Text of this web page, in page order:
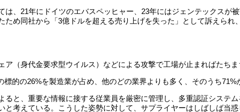
は、21年にドイツのエバスペッヒャー、23年にはジェンテックス
ため同社から「3億ドルを超える売り上げを失った」として訴えら
ア（身代金要求型ウイルス）などによる攻撃で工場が止まればたち
的の26%を製造業が占め、他のどの業界よりも多く、そのうち71%
ると、重要な情報に接する従業員を厳密に管理し、多重認証システ
と考えている。こうした姿勢に対して、サプライヤーはしばしば